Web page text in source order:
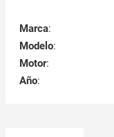
Marca:
Modelo:
Motor:
Año: